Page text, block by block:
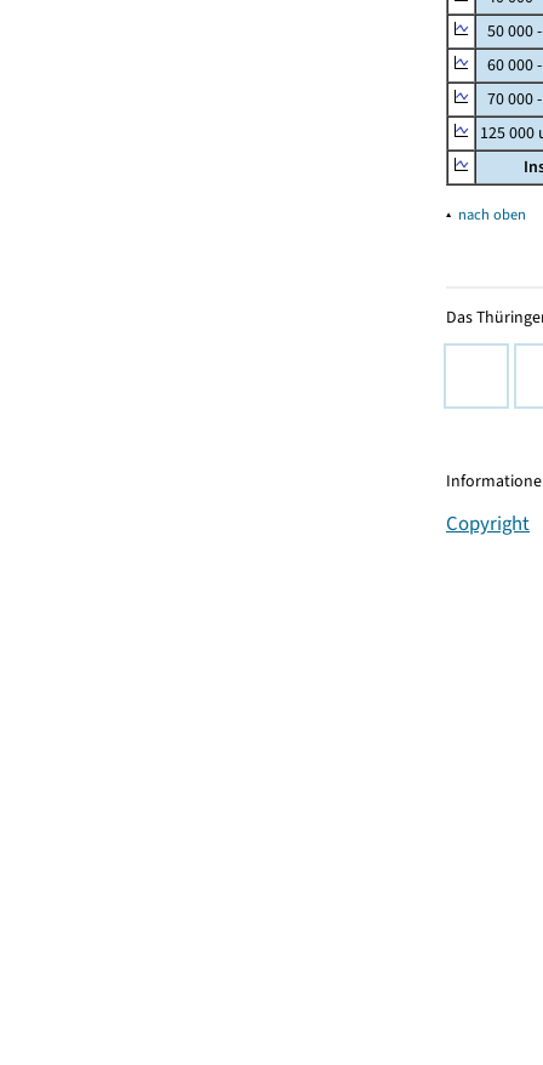
50 000
60 000
70 000
125
▴ nach oben
Das
Copyright